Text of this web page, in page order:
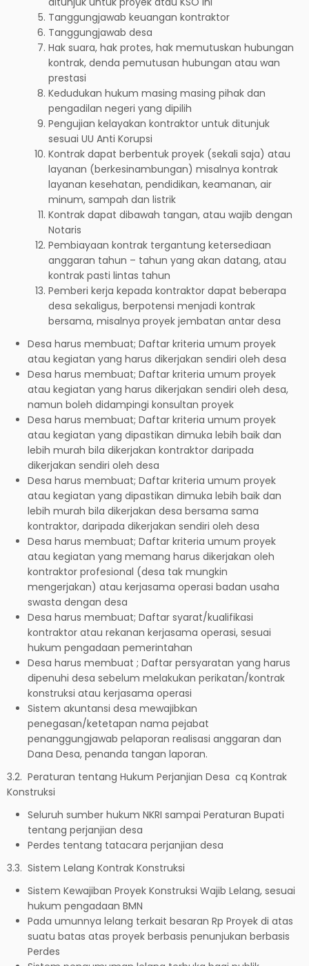
Tanggungjawab keuangan kontraktor
Tanggungjawab desa
Hak suara, hak protes, hak memutuskan hubungan
kontrak, denda pemutusan hubungan atau wan
prestasi
Kedudukan hukum masing masing pihak dan
pengadilan negeri yang dipilih
Pengujian kelayakan kontraktor untuk ditunjuk
sesuai UU Anti Korupsi
Kontrak dapat berbentuk proyek (sekali saja) atau
layanan (berkesinambungan) misalnya kontrak
layanan kesehatan, pendidikan, keamanan, air
minum, sampah dan listrik
Kontrak dapat dibawah tangan, atau wajib dengan
Notaris
Pembiayaan kontrak tergantung ketersediaan
anggaran tahun – tahun yang akan datang, atau
kontrak pasti lintas tahun
Pemberi kerja kepada kontraktor dapat beberapa
desa sekaligus, berpotensi menjadi kontrak
bersama, misalnya proyek jembatan antar desa
Desa harus membuat; Daftar kriteria umum proyek
atau kegiatan yang harus dikerjakan sendiri oleh desa
Desa harus membuat; Daftar kriteria umum proyek
atau kegiatan yang harus dikerjakan sendiri oleh desa,
namun boleh didampingi konsultan proyek
Desa harus membuat; Daftar kriteria umum proyek
atau kegiatan yang dipastikan dimuka lebih baik dan
lebih murah bila dikerjakan kontraktor daripada
dikerjakan sendiri oleh desa
Desa harus membuat; Daftar kriteria umum proyek
atau kegiatan yang dipastikan dimuka lebih baik dan
lebih murah bila dikerjakan desa bersama sama
kontraktor, daripada dikerjakan sendiri oleh desa
Desa harus membuat; Daftar kriteria umum proyek
atau kegiatan yang memang harus dikerjakan oleh
kontraktor profesional (desa tak mungkin
mengerjakan) atau kerjasama operasi badan usaha
swasta dengan desa
Desa harus membuat; Daftar syarat/kualifikasi
kontraktor atau rekanan kerjasama operasi, sesuai
hukum pengadaan pemerintahan
Desa harus membuat ; Daftar persyaratan yang harus
dipenuhi desa sebelum melakukan perikatan/kontrak
konstruksi atau kerjasama operasi
Sistem akuntansi desa mewajibkan
penegasan/ketetapan nama pejabat
penanggungjawab pelaporan realisasi anggaran dan
Dana Desa, penanda tangan laporan.
3.2. Peraturan tentang Hukum Perjanjian Desa cq Kontrak
Konstruksi
Seluruh sumber hukum NKRI sampai Peraturan Bupati
tentang perjanjian desa
Perdes tentang tatacara perjanjian desa
3.3. Sistem Lelang Kontrak Konstruksi
Sistem Kewajiban Proyek Konstruksi Wajib Lelang, sesuai
hukum pengadaan BMN
Pada umunnya lelang terkait besaran Rp Proyek di atas
suatu batas atas proyek berbasis penunjukan berbasis
Perdes